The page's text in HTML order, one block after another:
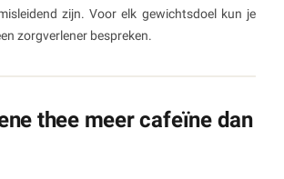
zijn. Voor elk gewichtsdoel kun je
zorgverlener bespreken.
thee meer cafeïne dan